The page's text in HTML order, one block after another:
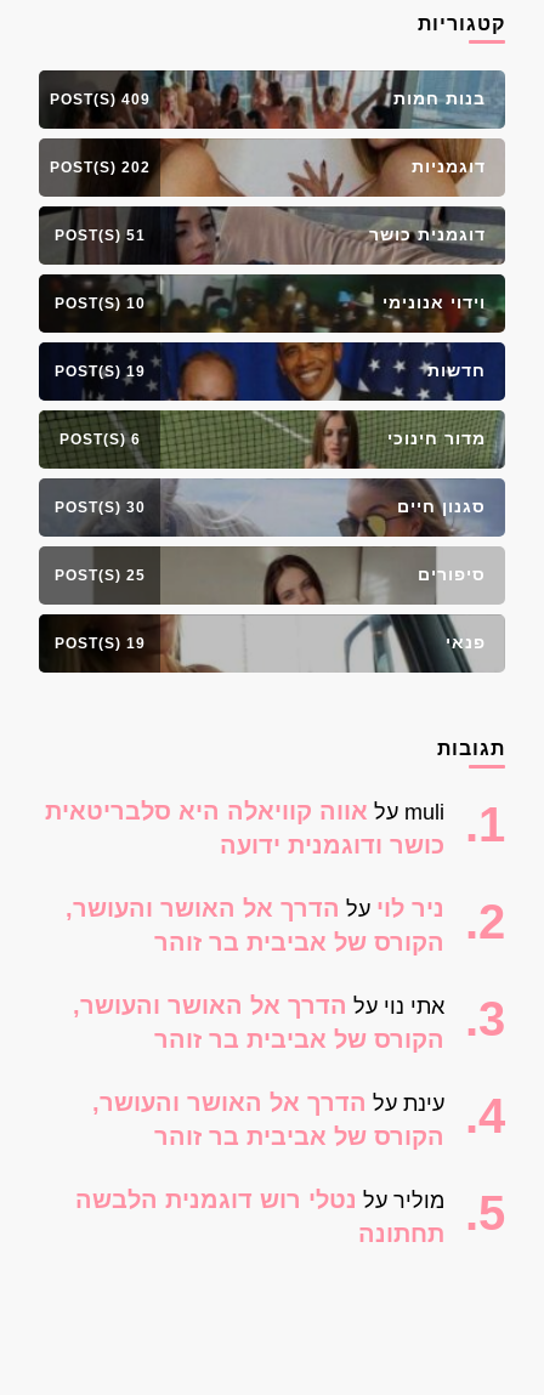
קטגוריות
בנות חמות 409 POST(S)
דוגמניות 202 POST(S)
דוגמנית כושר 51 POST(S)
וידוי אנונימי 10 POST(S)
חדשות 19 POST(S)
מדור חינוכי 6 POST(S)
סגנון חיים 30 POST(S)
סיפורים 25 POST(S)
פנאי 19 POST(S)
תגובות
muli על אווה קוויאלה היא סלבריטאית
כושר ודוגמנית ידועה
ניר לוי על הדרך אל האושר והעושר,
הקורס של אביבית בר זוהר
אתי נוי על הדרך אל האושר והעושר,
הקורס של אביבית בר זוהר
עינת על הדרך אל האושר והעושר,
הקורס של אביבית בר זוהר
מוליר על נטלי רוש דוגמנית הלבשה
תחתונה